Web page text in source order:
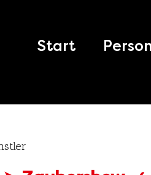
for:
Start Person